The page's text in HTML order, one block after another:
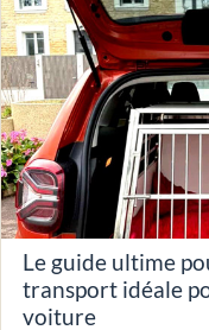
Le guide ultime
transport idéale
voiture